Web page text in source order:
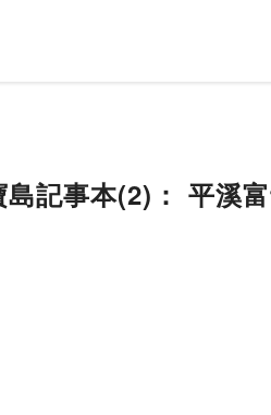
記事本(2)： 平溪